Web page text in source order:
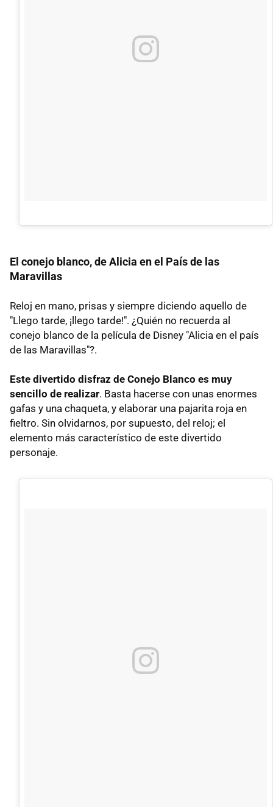
El conejo blanco, de Alicia en el País de las
Maravillas
Reloj en mano, prisas y siempre diciendo aquello de
"Llego tarde, ¡llego tarde!". ¿Quién no recuerda al
conejo blanco de la película de Disney "Alicia en el país
de las Maravillas"?.
Este divertido disfraz de Conejo Blanco es muy
sencillo de realizar. Basta hacerse con unas enormes
gafas y una chaqueta, y elaborar una pajarita roja en
fieltro. Sin olvidarnos, por supuesto, del reloj; el
elemento más característico de este divertido
personaje.